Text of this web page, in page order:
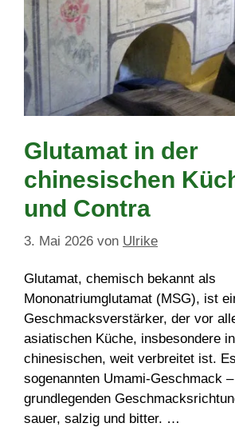
Glutamat in der
chinesischen
und Contra
3. Mai 2026 von Ulrike
Glutamat, chemisch bekannt als
Mononatriumglutamat (MSG), ist
Geschmacksverstärker, der vor
asiatischen Küche, insbesondere
chinesischen, weit verbreitet ist.
sogenannten Umami-Geschmack
grundlegenden
sauer, salzig und bitter. …